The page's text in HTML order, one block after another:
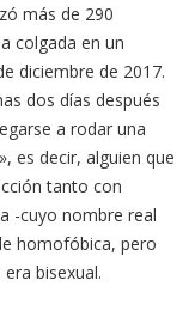
más de 290
colgada en un
diciembre de 2017.
dos días después
a rodar una
es decir, alguien que
tanto con
-cuyo nombre real
homofóbica, pero
bisexual.